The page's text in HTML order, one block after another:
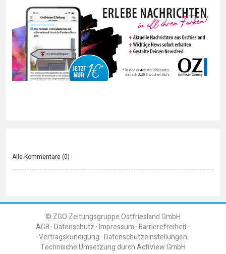
Alle Kommentare (0)
© ZGO Zeitungsgruppe Ostfriesland GmbH
AGB Datenschutz Impressum Barrierefreiheit
Vertragskündigung Datenschutzeinstellungen
Technische Umsetzung durchActiView GmbH